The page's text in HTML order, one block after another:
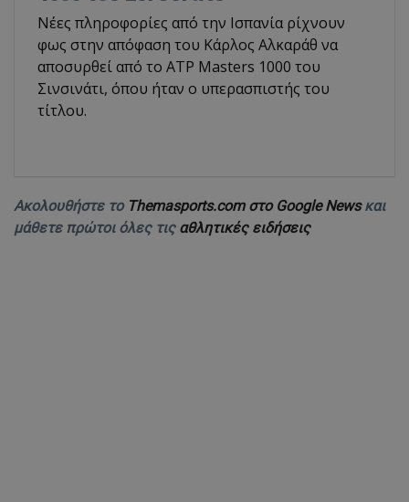
Νέες πληροφορίες από την Ισπανία ρίχνουν
φως στην απόφαση του Κάρλος Αλκαράθ να
αποσυρθεί από το ATP Masters 1000 του
Σινσινάτι, όπου ήταν ο υπερασπιστής του
τίτλου.
Ακολουθήστε το Themasports.com στο Google Newsκαι
μάθετε πρώτοι όλες τις αθλητικές ειδήσεις